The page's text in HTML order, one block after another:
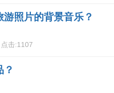
照片的背景音乐？
点击:1107
？